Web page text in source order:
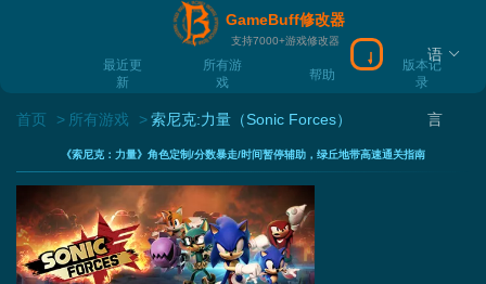
GameBuff修改器
支持7000+游戏修改器
最近更
新
所有游
戏
帮助
版本记
录
下载Gamebuff
语
言
首页 所有游戏 索尼克:力量（Sonic Forces）
《索尼克：力量》角色定制/分数暴走/时间暂停辅助，绿丘地带高速通关指南